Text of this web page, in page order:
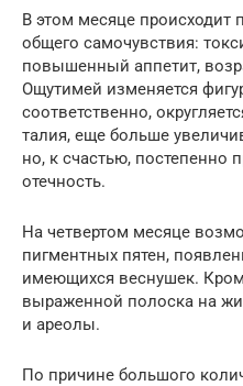
В этом месяце происходит
общего самочувствия:
повышенный аппетит,
Ощутимей изменяется
соответственно,
талия, еще больше
но, к счастью, постепенно
отечность.
На четвертом месяце
пигментных пятен,
имеющихся веснушек.
выраженной полоска на
и ареолы.
По причине большого